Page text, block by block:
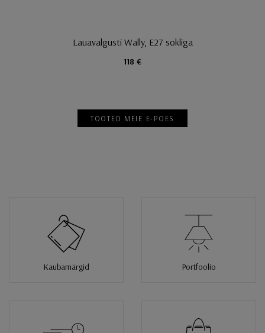
Lauavalgusti Wally, E27 sokliga
118 €
TOOTED MEIE E-POES
Kaubamärgid Portfoolio